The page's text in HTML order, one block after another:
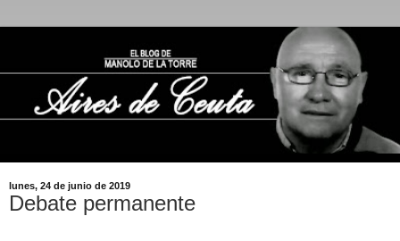
lunes, 24 de junio de 2019
Debate permanente